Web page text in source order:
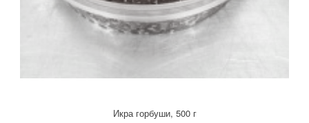
Икра горбуши, 500 г